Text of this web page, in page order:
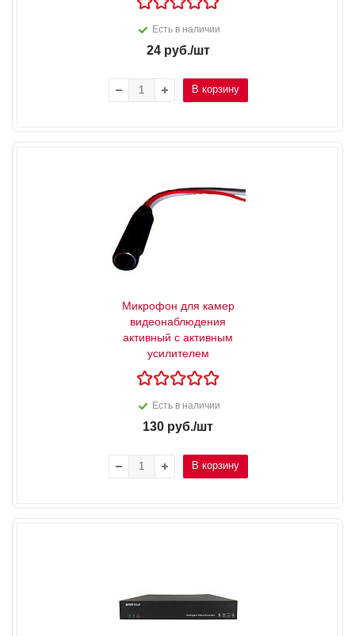
Есть в наличии
24руб./шт
В корзину
Микрофон для камер
видеонаблюдения
активный с активным
усилителем
Есть в наличии
130 руб./шт
В корзину